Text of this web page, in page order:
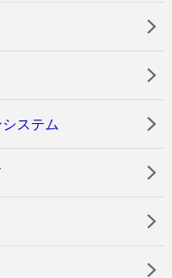
ステム